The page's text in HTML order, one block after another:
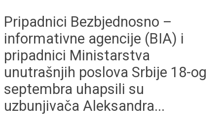
Pripadnici Bezbjednosno –
informativne agencije (BIA) i
pripadnici Ministarstva
unutrašnjih poslova Srbije 18-og
septembra uhapsili su
uzbunjivača Aleksandra...